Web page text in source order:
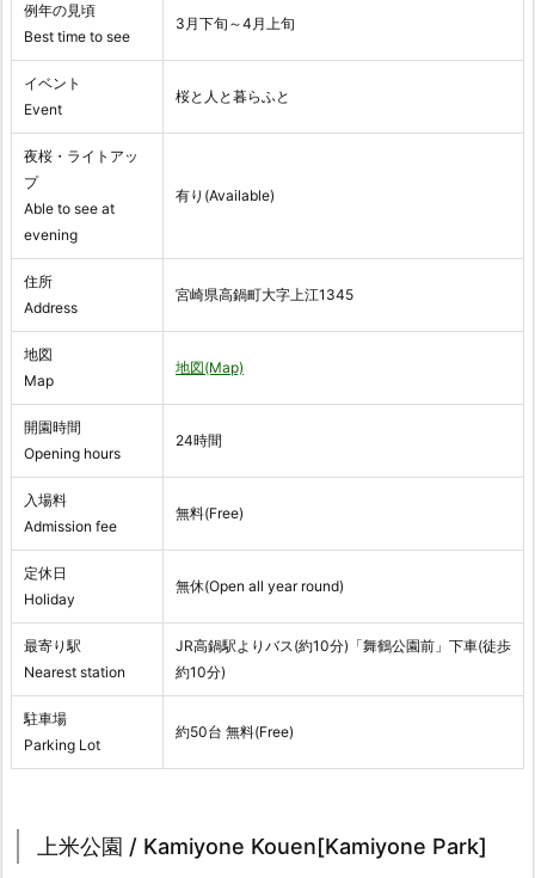
例年の見頃
Best time to see
3月下旬～4月上旬
イベント
Event
桜と人と暮らふと
夜桜・ライトアッ
プ
Able to see at
evening
有り(Available)
住所
Address
宮崎県高鍋町大字上江1345
地図
Map
地図(Map)
開園時間
Opening hours
24時間
入場料
Admission fee
無料(Free)
定休日
Holiday
無休(Open all year round)
最寄り駅
Nearest station
JR高鍋駅よりバス(約10分)「舞鶴公園前」下車(徒歩
約10分)
駐車場
Parking Lot
約50台 無料(Free)
上米公園 / Kamiyone Kouen[Kamiyone Park]